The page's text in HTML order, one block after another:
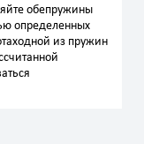
обепружины
определенных
из пружин